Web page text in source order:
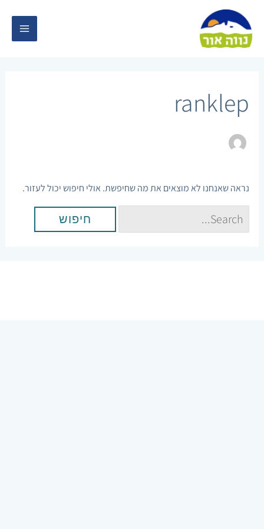
לתוכן
ranklep
נראה שאנחנו לא מוצאים את מה שחיפשת. אולי חיפוש יכול לעזור.